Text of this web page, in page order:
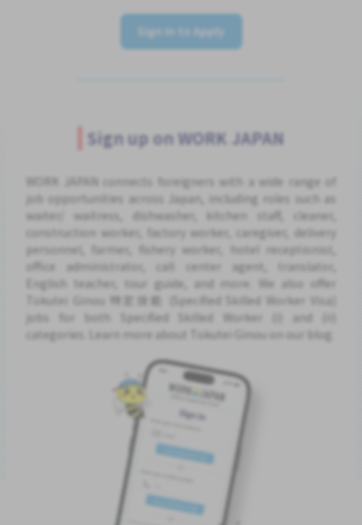
Sign In to Apply
Sign up on WORK JAPAN
WORK JAPAN connects foreigners with a wide range of
job opportunities across Japan, including roles such as
waiter/ waitress, dishwasher, kitchen staff, cleaner,
construction worker, factory worker, caregiver, delivery
personnel, farmer, fishery worker, hotel receptionist,
office administrator, call center agent, translator,
English teacher, tour guide, and more. We also offer
Tokutei Ginou 特定技能 (Specified Skilled Worker Visa)
jobs for both Specified Skilled Worker (i) and (ii)
categories. Learn more about Tokutei Ginou on our blog.